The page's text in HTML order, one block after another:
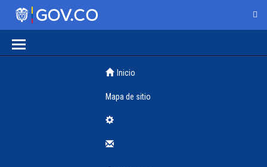
Inicio
Mapa de sitio